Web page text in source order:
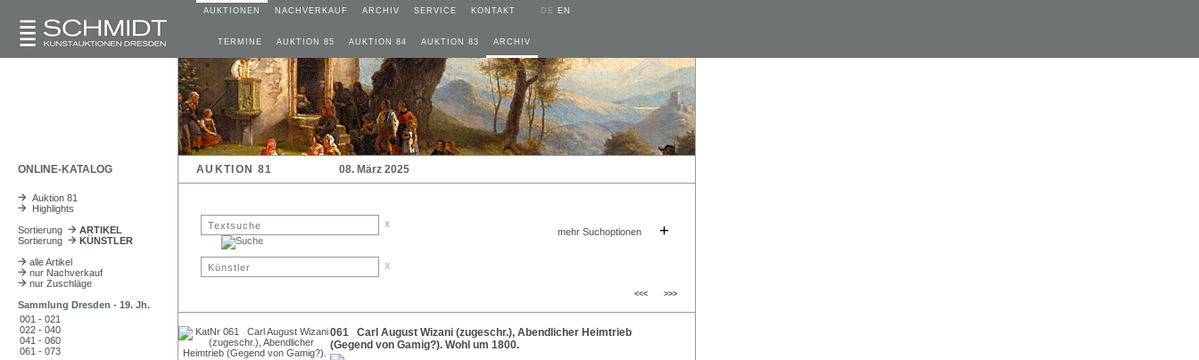
AUKTIONEN NACHVERKAUF ARCHIV SERVICE KONTAKT DE EN
TERMINE AUKTION 85 AUKTION 84 AUKTION 83 ARCHIV
ONLINE-KATALOG AUKTION 81 08. März 2025
Auktion 81
Highlights
Sortierung
ARTIKEL
Sortierung
KÜNSTLER
alle Artikel
nur Nachverkauf
nur Zuschläge
Sammlung Dresden - 19. Jh.
001 - 021
022 - 040
041 - 060
061 - 073
x
mehr Suchoptionen +
x
<<< >>>
061 Carl August Wizani (zugeschr.), Abendlicher Heimtrieb
(Gegend von Gamig?). Wohl um 1800.